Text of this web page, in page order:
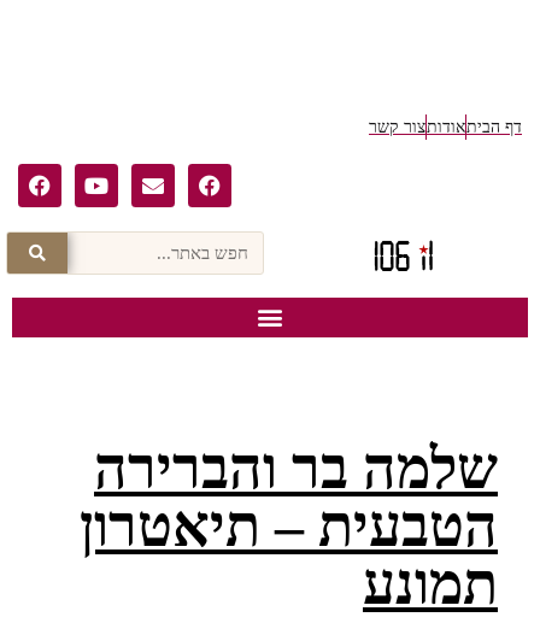
דף הביתאודותצור קשר
שלמה בר והברירה
הטבעית – תיאטרון
תמונע